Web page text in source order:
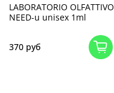
LABORATORIO OLFATTIVO
NEED-u unisex 1ml
370 руб